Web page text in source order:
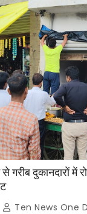
से गरीब दुकानदारों में
Ten News One